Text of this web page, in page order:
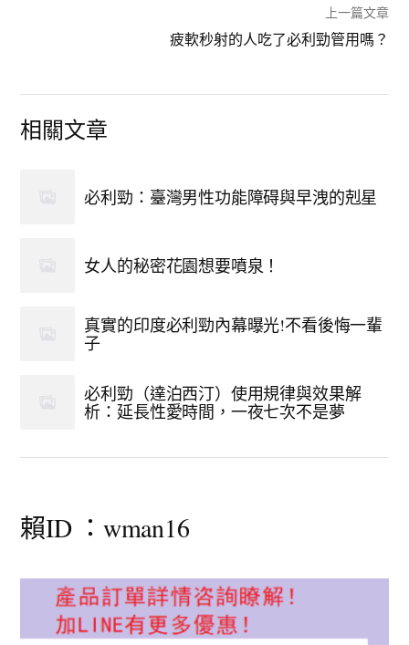
上一篇文章
疲軟秒射的人吃了必利勁管用嗎？
相關文章
必利勁：臺灣男性功能障碍與早洩的剋星
女人的秘密花園想要噴泉！
真實的印度必利勁內幕曝光!不看後悔一輩
子
必利勁（達泊西汀）使用規律與效果解
析：延長性愛時間，一夜七次不是夢
賴ID ：wman16